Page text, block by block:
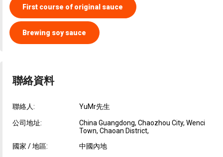
First course of original sauce
Brewing soy sauce
聯絡資料
聯絡人: YuMr先生
公司地址:
China Guangdong, Chaozhou City, Wenci
Town, Chaoan District,
國家 / 地區:
中國內地